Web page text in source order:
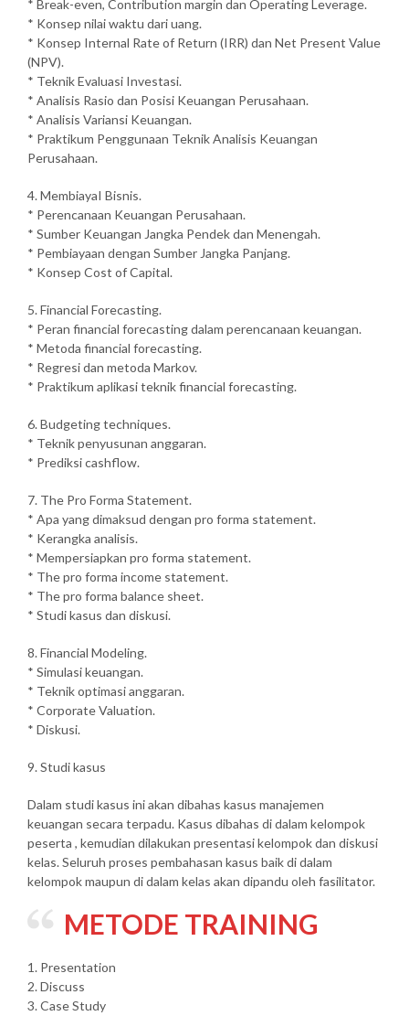
* Break-even, Contribution margin dan Operating Leverage.
* Konsep nilai waktu dari uang.
* Konsep Internal Rate of Return (IRR) dan Net Present Value
(NPV).
* Teknik Evaluasi Investasi.
* Analisis Rasio dan Posisi Keuangan Perusahaan.
* Analisis Variansi Keuangan.
* Praktikum Penggunaan Teknik Analisis Keuangan
Perusahaan.
4. MembiayaI Bisnis.
* Perencanaan Keuangan Perusahaan.
* Sumber Keuangan Jangka Pendek dan Menengah.
* Pembiayaan dengan Sumber Jangka Panjang.
* Konsep Cost of Capital.
5. Financial Forecasting.
* Peran financial forecasting dalam perencanaan keuangan.
* Metoda financial forecasting.
* Regresi dan metoda Markov.
* Praktikum aplikasi teknik financial forecasting.
6. Budgeting techniques.
* Teknik penyusunan anggaran.
* Prediksi cashflow.
7. The Pro Forma Statement.
* Apa yang dimaksud dengan pro forma statement.
* Kerangka analisis.
* Mempersiapkan pro forma statement.
* The pro forma income statement.
* The pro forma balance sheet.
* Studi kasus dan diskusi.
8. Financial Modeling.
* Simulasi keuangan.
* Teknik optimasi anggaran.
* Corporate Valuation.
* Diskusi.
9. Studi kasus
Dalam studi kasus ini akan dibahas kasus manajemen
keuangan secara terpadu. Kasus dibahas di dalam kelompok
peserta , kemudian dilakukan presentasi kelompok dan diskusi
kelas. Seluruh proses pembahasan kasus baik di dalam
kelompok maupun di dalam kelas akan dipandu oleh fasilitator.
METODE TRAINING
1. Presentation
2. Discuss
3. Case Study